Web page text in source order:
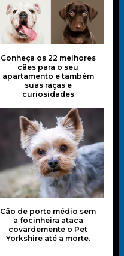
Conheça os 22 melhores
cães para o seu
apartamento e também
suas raças e
curiosidades
Cão de porte médio sem
a focinheira ataca
covardemente o Pet
Yorkshire até a morte.